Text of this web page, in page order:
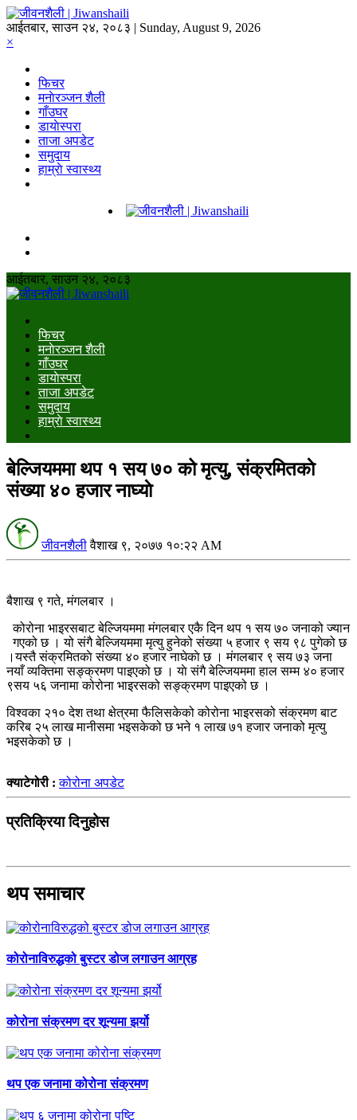
आईतबार, साउन २४, २०८३ | Sunday, August 9, 2026
×
फिचर
मनाेरञ्जन शैली
गाँउघर
डायाेस्परा
ताजा अपडेट
समुदाय
हाम्राे स्वास्थ्य
आईतबार, साउन २४, २०८३
फिचर
मनाेरञ्जन शैली
गाँउघर
डायाेस्परा
ताजा अपडेट
समुदाय
हाम्राे स्वास्थ्य
बेल्जियममा थप १ सय ७० को मृत्यु, संक्रमितकाे
संख्या ४० हजार नाघ्याे
जीवनशैली वैशाख ९, २०७७ १०:२२ AM
बैशाख ९ गते, मंगलबार ।
कोरोना भाइरसबाट बेल्जियममा मंगलबार एकै दिन थप १ सय ७० जनाको ज्यान
गएको छ । यो संगै बेल्जियममा मृत्यु हुनेको संख्या ५ हजार ९ सय ९८ पुगेको छ
।यस्तै संक्रमितकाे संख्या ४० हजार नाघेकाे छ । मंगलबार ९ सय ७३ जना
नयाँ व्यक्तिमा सङ्क्रमण पाइएको छ । याे संगै बेल्जियममा हाल सम्म ४० हजार
९सय ५६ जनामा कोरोना भाइरसको सङ्क्रमण पाइएको छ ।
विश्वका २१० देश तथा क्षेत्रमा फैलिसकेको कोरोना भाइरसको संक्रमण बाट
करिब २५ लाख मानीसमा भइसकेको छ भने १ लाख ७१ हजार जनाको मृत्यु
भइसकेको छ ।
क्याटेगोरी :कोरोना अपडेट
प्रतिक्रिया दिनुहोस
थप समाचार
कोरोनाविरुद्धको बुस्टर डोज लगाउन आग्रह
कोरोना संक्रमण दर शून्यमा झर्यो
थप एक जनामा कोरोना संक्रमण